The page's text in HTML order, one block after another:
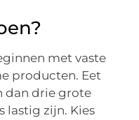
met vaste
producten. Eet
dan drie grote
lastig zijn. Kies